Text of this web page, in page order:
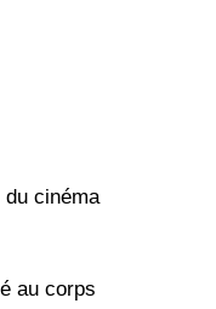
cinéma
au corps